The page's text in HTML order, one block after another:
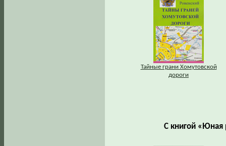
Тайные грани Хомутовской
дороги
С книгой «Юная